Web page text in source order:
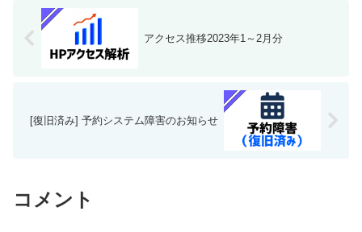
アクセス推移2023年1～2月分
[復旧済み] 予約システム障害のお知らせ
コメント